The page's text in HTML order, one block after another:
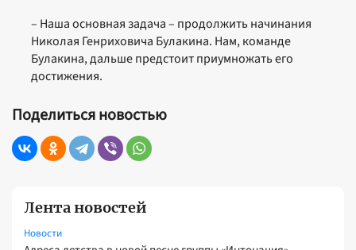
Лента новостей
Новости
– Наша основная задача – продолжить начинания
Николая Генриховича Булакина. Нам, команде
Булакина, дальше предстоит приумножать его
достижения.
Поделиться новостью